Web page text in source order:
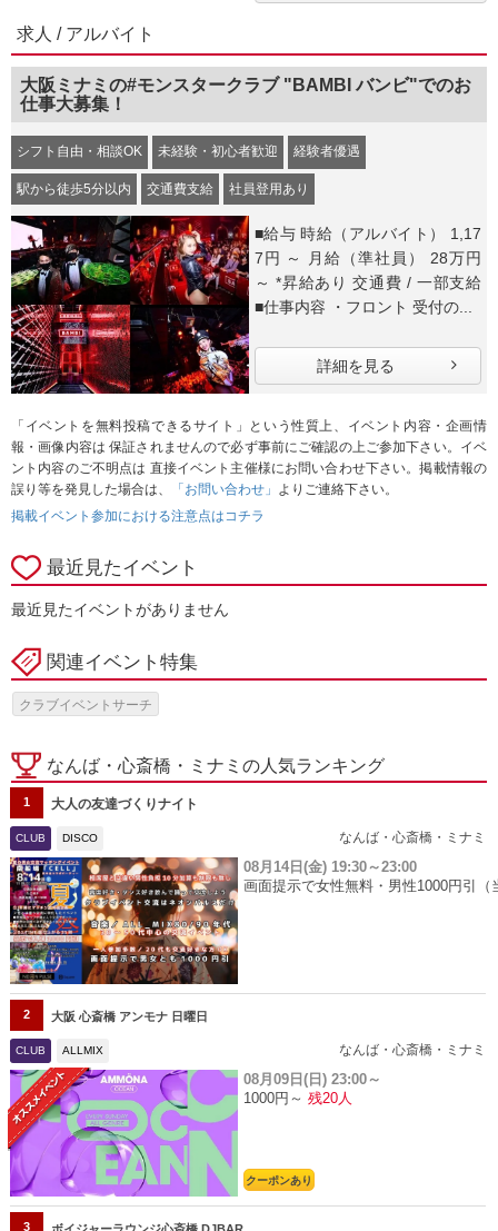
求人 / アルバイト
大阪ミナミの#モンスタークラブ "BAMBI バンビ"でのお
仕事大募集！
シフト自由・相談OK 未経験・初心者歓迎 経験者優遇
駅から徒歩5分以内 交通費支給 社員登用あり
■給与 時給（アルバイト） 1,17
7円 ～ 月給（準社員） 28万円
～ *昇給あり 交通費 / 一部支給
■仕事内容 ・フロント 受付の...
詳細を見る
「イベントを無料投稿できるサイト」という性質上、イベント内容・企画情
報・画像内容は 保証されませんので必ず事前にご確認の上ご参加下さい。イベ
ント内容のご不明点は 直接イベント主催様にお問い合わせ下さい。掲載情報の
誤り等を発見した場合は、
「お問い合わせ」 よりご連絡下さい。
掲載イベント参加における注意点はコチラ
最近見たイベント
最近見たイベントがありません
関連イベント特集
クラブイベントサーチ
なんば・心斎橋・ミナミの人気ランキング
1 大人の友達づくりナイト
CLUB DISCO なんば・心斎橋・ミナミ
08月14日(金) 19:30～23:00
画面提示で女性無料・男性1000円引（
2 大阪 心斎橋 アンモナ 日曜日
CLUB ALLMIX なんば・心斎橋・ミナミ
08月09日(日) 23:00～
1000円～ 残20人
クーポンあり
3